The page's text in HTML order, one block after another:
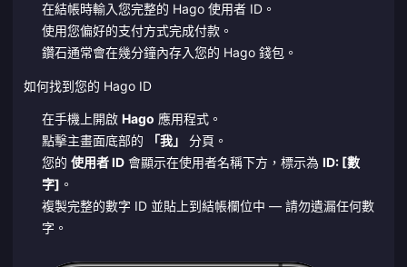
在結帳時輸入您完整的 Hago 使用者 ID。
使用您偏好的支付方式完成付款。
鑽石通常會在幾分鐘內存入您的 Hago 錢包。
如何找到您的 Hago ID
在手機上開啟 Hago 應用程式。
點擊主畫面底部的
「我」
分頁。
您的 使用者 ID會顯示在使用者名稱下方，標示為 ID: [數
字] 。
複製完整的數字 ID 並貼上到結帳欄位中 — 請勿遺漏任何數
字。